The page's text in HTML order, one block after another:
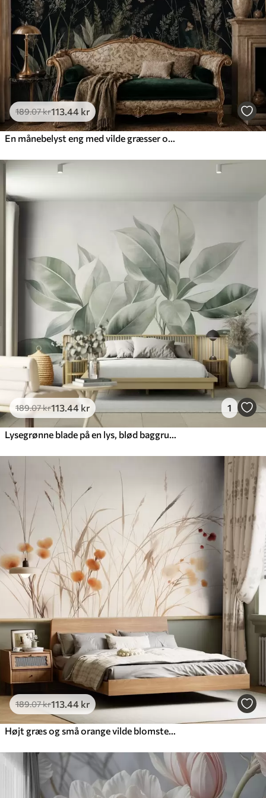
Premium vinyl
516.67 310 .00kr /m²
Peel and Stick
666.67400.00 kr/m²
189.07kr113.44 kr
189.07kr113 .44 kr 1
189.07kr113 .44 kr